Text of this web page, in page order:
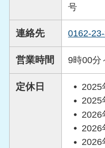
号
連絡先 0162-
営業時間 9時00分
定休日
2025
2025
2026
2026
2026